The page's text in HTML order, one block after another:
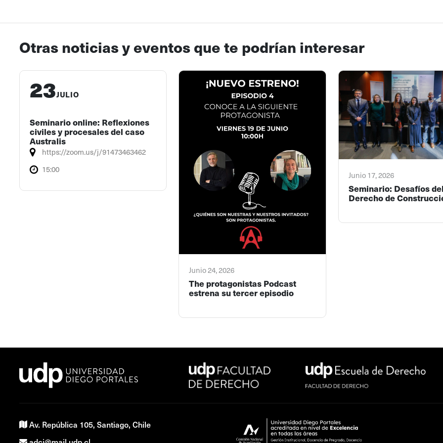
Otras noticias y eventos que te podrían interesar
23JULIO
Seminario online: Reflexiones
civiles y procesales del caso
Australis
https://zoom.us/j/91473463462
15:00
Junio 24, 2026
The protagonistas Podcast
estrena su tercer episodio
Junio 17, 2026
Seminario: Desafíos
Derecho de
Av. República 105, Santiago, Chile